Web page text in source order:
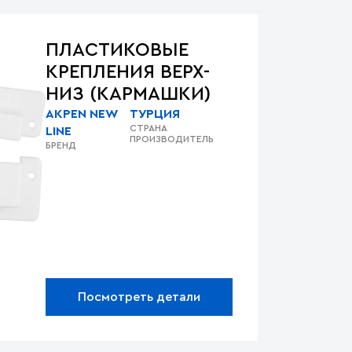
ПЛАСТИКОВЫЕ
КРЕПЛЕНИЯ ВЕРХ-
НИЗ (КАРМАШКИ)
AKPEN NEW
LINE
БРЕНД
ТУРЦИЯ
СТРАНА
ПРОИЗВОДИТЕЛЬ
Посмотреть детали